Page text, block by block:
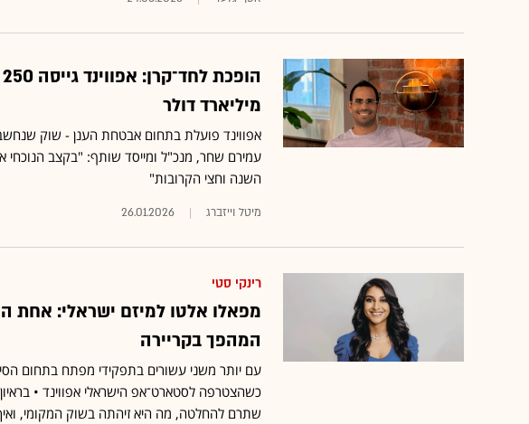
מיליארד דולר
אפווינד פועלת בתחום אבטחת הענן - שוק
עמירם שחר, מנכ"ל ומייסד שותף: "בקצב הנוכחי
השנה וחצי הקרובות"
מיטל וייזברג 26.01.2026
רינקי סטי
מפאלו אלטו למיזם ישראלי: אחת
המהפך בקריירה
עם יותר משני עשורים בתפקידי מפתח בתחום
כשהצטרפה לסטארט־אפ הישראלי אפווינד •
שתרם להחלטה, מה היא זיהתה בשוק המקומי,